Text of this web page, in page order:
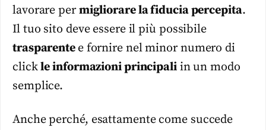
lavorare permigliorare la fiducia percepita.
Il tuo sito deve essere il più possibile
trasparente e fornire nel minor numero di
clickle informazioni principaliin un modo
semplice.
Anche perché, esattamente come succede